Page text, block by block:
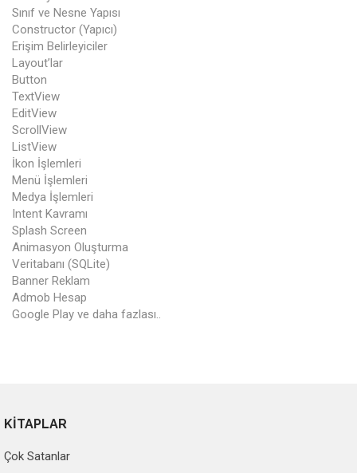
Sınıf ve Nesne Yapısı
Constructor (Yapıcı)
Erişim Belirleyiciler
Layout’lar
Button
TextView
EditView
ScrollView
ListView
İkon İşlemleri
Menü İşlemleri
Medya İşlemleri
Intent Kavramı
Splash Screen
Animasyon Oluşturma
Veritabanı (SQLite)
Banner Reklam
Admob Hesap
Google Play ve daha fazlası..
KİTAPLAR
Çok Satanlar